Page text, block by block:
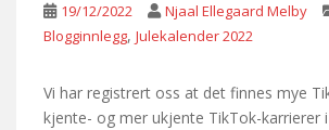
19/12/2022 Njaal Ellegaard Melby
Blogginnlegg, Julekalender 2022
Vi har registrert oss at det finnes mye
kjente- og mer ukjente TikTok-karrierer